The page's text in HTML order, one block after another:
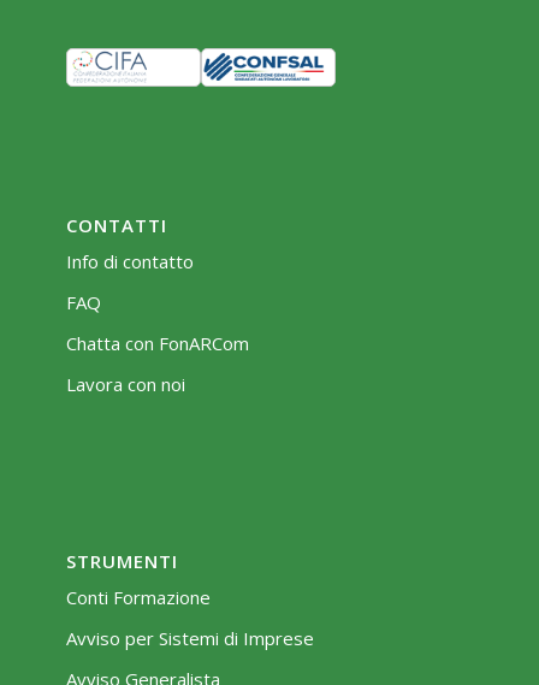
CONTATTI
Info di contatto
FAQ
Chatta con FonARCom
Lavora con noi
STRUMENTI
Conti Formazione
Avviso per Sistemi di Imprese
Avviso Generalista